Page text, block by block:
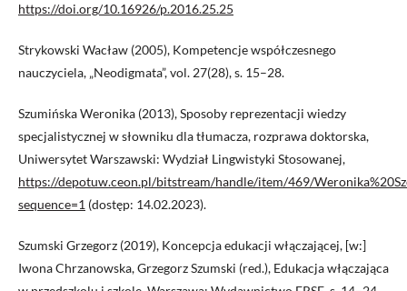
https://doi.org/10.16926/p.2016.25.25
Strykowski Wacław (2005), Kompetencje współczesnego
nauczyciela, „Neodigmata”, vol. 27(28), s. 15–28.
Szumińska Weronika (2013), Sposoby reprezentacji wiedzy
specjalistycznej w słowniku dla tłumacza, rozprawa doktorska,
Uniwersytet Warszawski: Wydział Lingwistyki Stosowanej,
https://depotuw.ceon.pl/bitstream/handle/item/469/
sequence=1 (dostęp: 14.02.2023).
Szumski Grzegorz (2019), Koncepcja edukacji włączającej, [w:]
Iwona Chrzanowska, Grzegorz Szumski (red.), Edukacja włączająca